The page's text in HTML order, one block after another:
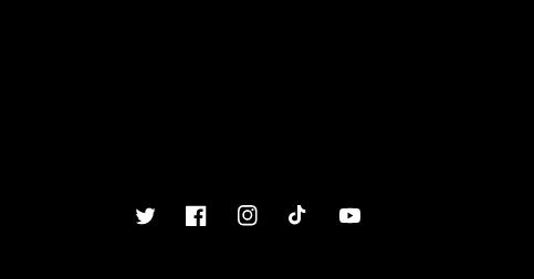
TwitterFacebookInstagramTikTok YouTube